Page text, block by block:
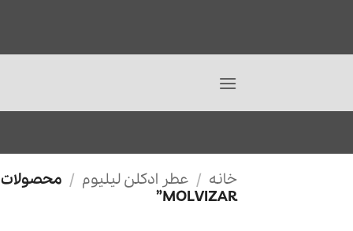
خانه / عطر ادکلن لیلیوم /
MOLVIZAR”